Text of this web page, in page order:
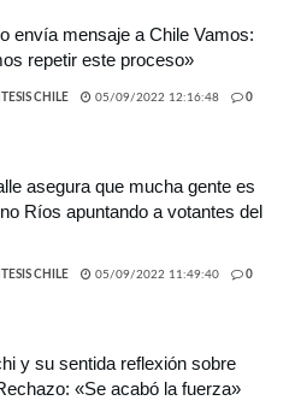
envía mensaje a Chile Vamos:
repetir este proceso»
CHILE 05/09/2022 12:16:48 0
asegura que mucha gente es
Ríos apuntando a votantes del
CHILE 05/09/2022 11:49:40 0
y su sentida reflexión sobre
«Se acabó la fuerza»